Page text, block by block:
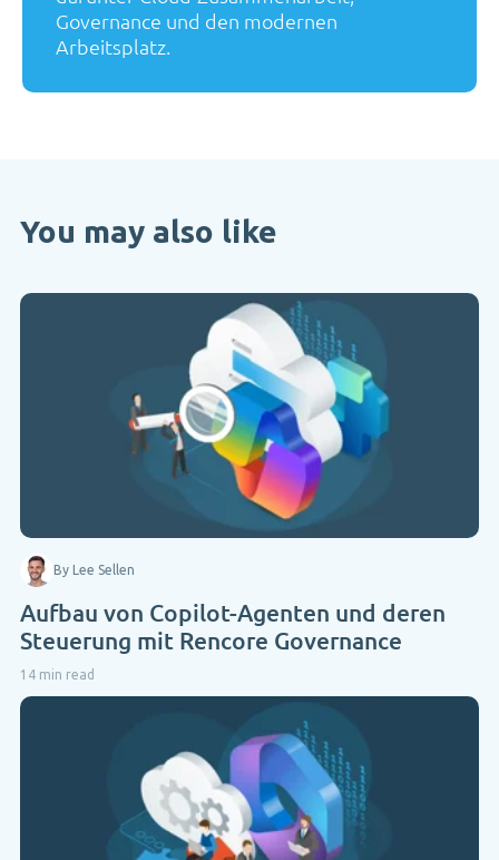
Governance und den modernen
Arbeitsplatz.
You may also like
By Lee Sellen
Aufbau von Copilot-Agenten und deren
Steuerung mit Rencore Governance
14 min read